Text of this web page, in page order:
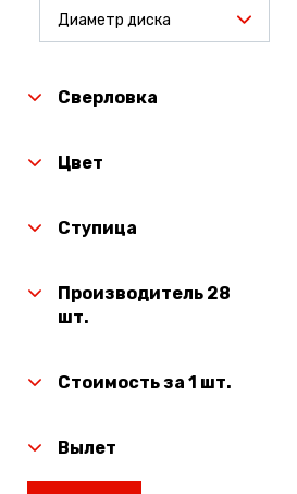
Диаметр диска
Сверловка
Цвет
Ступица
Производитель 28
шт.
Стоимость за 1 шт.
Вылет